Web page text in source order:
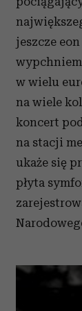
Partnerzy
otrzymanymi
korzystania z
jeszcze
w wielu
na wiele
koncert
na stacji
ukaże się
płyta